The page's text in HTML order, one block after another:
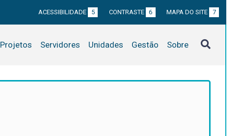
ACESSIBILIDADE 5 CONTRASTE 6 MAPA DO SITE 7
Projetos Servidores Unidades Gestão Sobre